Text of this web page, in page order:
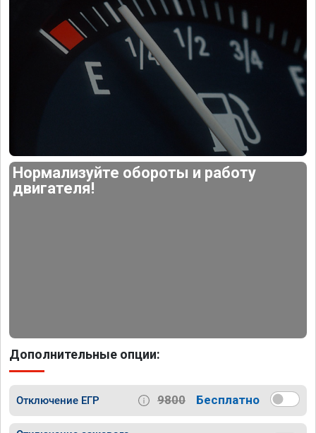
Нормализуйте обороты и работу
двигателя!
Дополнительные опции:
Отключение ЕГР 9800 Бесплатно